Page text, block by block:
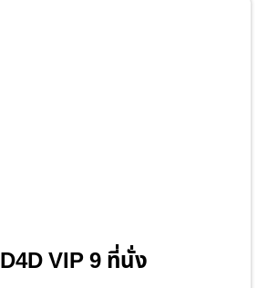
D4D VIP 9 ที่นั่ง